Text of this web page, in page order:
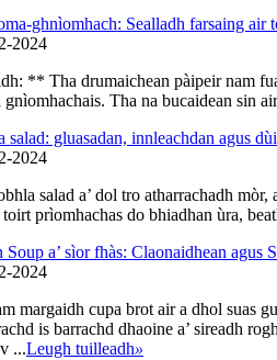
ghnìomhach: Sealladh farsaing air
2024
** Tha drumaichean pàipeir nam
gnìomhachais. Tha na bucaidean sin
salad: gluasadan, innleachdan agus
2024
salad a’ dol tro atharrachadh
toirt prìomhachas do bhiadhan ùra,
a’ sìor fhàs: Claonaidhean agus
2024
margaidh cupa brot air a dhol suas
is barrachd dhaoine a’ sireadh
...Leugh tuilleadh»